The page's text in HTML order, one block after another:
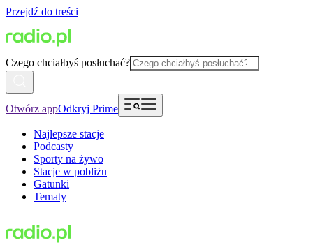
Przejdź do treści
Czego chciałbyś posłuchać?
Otwórz appOdkryj Prime
Najlepsze stacje
Podcasty
Sporty na żywo
Stacje w pobliżu
Gatunki
Tematy